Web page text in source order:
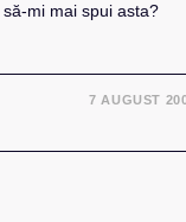
mi mai spui asta?
7 AUGUST